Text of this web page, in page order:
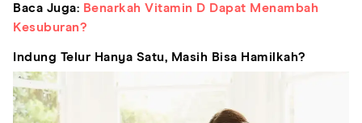
Baca Juga: Benarkah Vitamin D Dapat Menambah
Kesuburan?
Indung Telur Hanya Satu, Masih Bisa Hamilkah?